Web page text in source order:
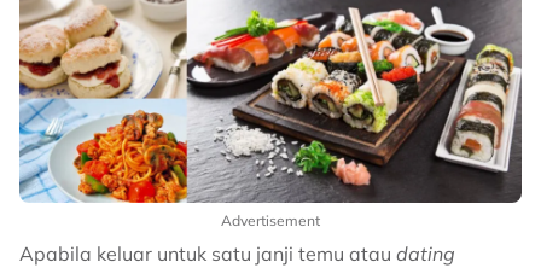
Advertisement
Apabila keluar untuk satu janji temu atau dating